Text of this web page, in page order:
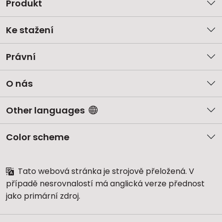
Produkt
Ke stažení
Právní
O nás
Other languages
Color scheme
Tato webová stránka je strojově přeložená. V
případě nesrovnalostí má anglická verze přednost
jako primární zdroj.